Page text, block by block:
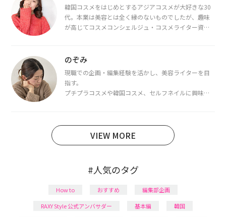
韓国コスメをはじめとするアジアコスメが大好きな30
代。本業は美容とは全く縁のないものでしたが、趣味
が高じてコスメコンシェルジュ・コスメライター資格
断・骨格診断によるイメージコンサルティングも行っ
のぞみ
現職での企画・編集経験を活かし、美容ライターを目
指す。
プチプラコスメや韓国コスメ、セルフネイルに興味が
日本化粧品検定1級保有。
VIEW MORE
#人気のタグ
How to おすすめ
編集部企画
RAXY Style 公式アンバサダー
基本編
韓国